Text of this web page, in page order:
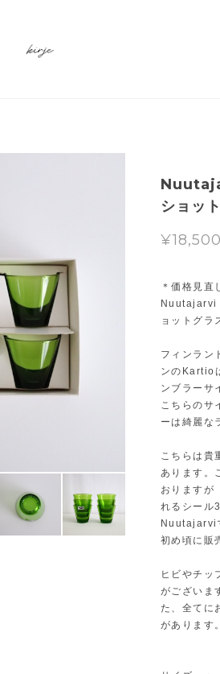
ショッ
＊価格見直
Nuutajarvi
ョットグラ
フィンラン
ンのKartio
ンブラーサ
こちらのサ
ーは綺麗な
こちらは貴
あります。
おりますが
れるシール
Nuutajarvi
初め頃に販
ヒビやチッ
がございま
た、全てに
があります